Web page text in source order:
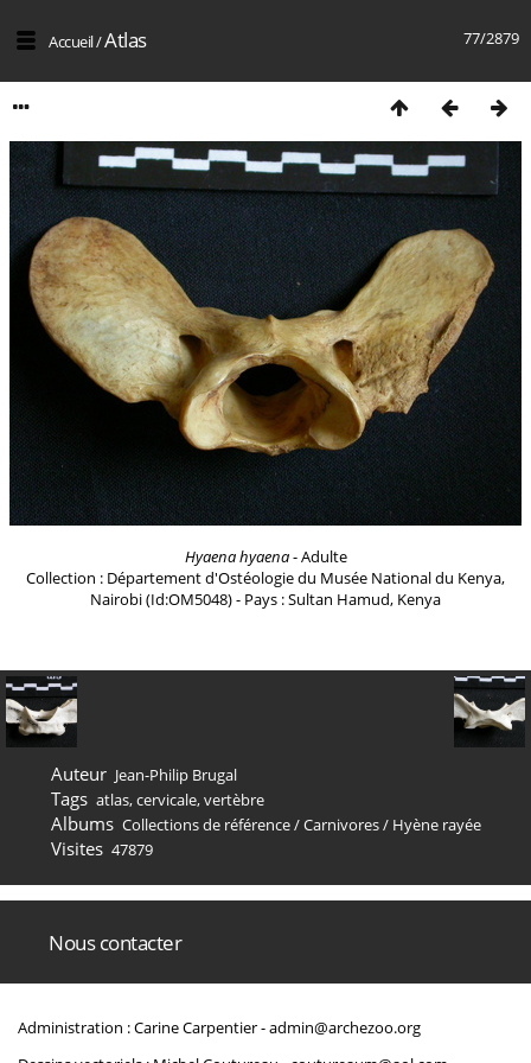
77/2879
Accueil/Atlas
Hyaena hyaena- Adulte
Collection : Département d'Ostéologie du Musée National du Kenya,
Nairobi (Id:OM5048) - Pays : Sultan Hamud, Kenya
Auteur Jean-Philip Brugal
Tags atlas,cervicale,vertèbre
Albums Collections de référence/Carnivores/ Hyène rayée
Visites 47879
Nous contacter
Administration : Carine Carpentier -admin@archezoo.org